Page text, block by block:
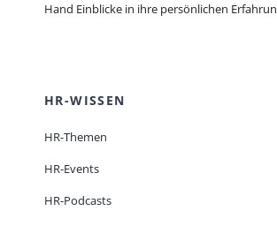
Hand Einblicke in ihre persönlichen
HR-WISSEN
HR-Themen
HR-Events
HR-Podcasts